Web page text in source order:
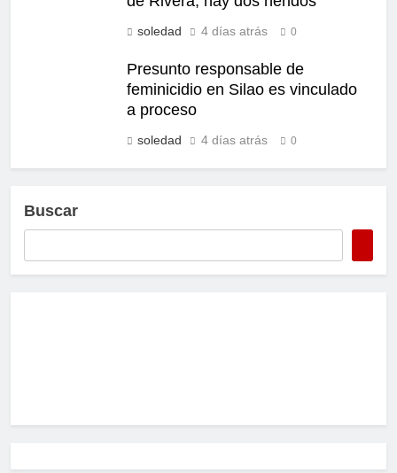
soledad 4 días atrás 0
Presunto responsable de
feminicidio en Silao es vinculado
a proceso
soledad 4 días atrás 0
Buscar